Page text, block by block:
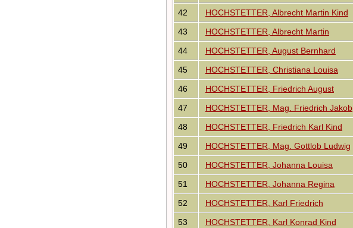
42
HOCHSTETTER, Albrecht Martin Kind
43
HOCHSTETTER, Albrecht Martin
44
HOCHSTETTER, August Bernhard
45
HOCHSTETTER, Christiana Louisa
46
HOCHSTETTER, Friedrich August
47
HOCHSTETTER, Mag. Friedrich Jakob
48
HOCHSTETTER, Friedrich Karl Kind
49
HOCHSTETTER, Mag. Gottlob Ludwig
50
HOCHSTETTER, Johanna Louisa
51
HOCHSTETTER, Johanna Regina
52
HOCHSTETTER, Karl Friedrich
53
HOCHSTETTER, Karl Konrad Kind